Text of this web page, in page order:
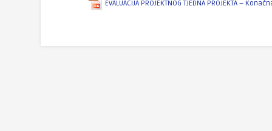
EVALUACIJA PROJEKTNOG TJEDNA PROJEKTA –